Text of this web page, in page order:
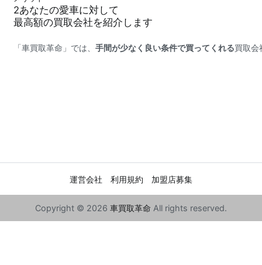
2あなたの愛車に対して
最高額の買取会社を紹介します
「車買取革命」では、手間が少なく良い条件で買ってくれる買取会
運営会社 利用規約 加盟店募集
Copyright © 2026 車買取革命 All rights reserved.